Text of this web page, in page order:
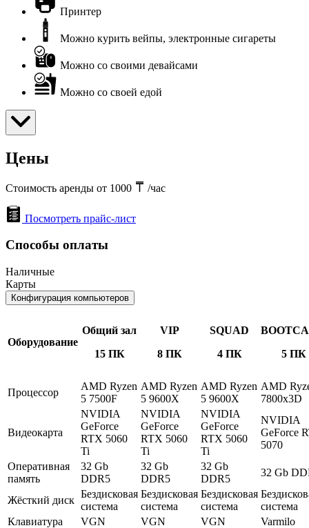
Принтер
Можно курить вейпы, электронные сигареты
Можно со своими девайсами
Можно со своей едой
Цены
Стоимость аренды от 1000 /час
Посмотреть прайс-лист
Способы оплаты
Наличные
Карты
Конфигурация компьютеров
Оборудование
Общий зал
15 ПК
VIP
8 ПК
SQUAD
4 ПК
5 ПК
Процессор
AMD Ryzen
5 7500F
AMD Ryzen
5 9600X
AMD Ryzen
5 9600X
AMD
7800x3D
Видеокарта
NVIDIA
GeForce
RTX 5060
Ti
NVIDIA
GeForce
RTX 5060
Ti
NVIDIA
GeForce
RTX 5060
Ti
NVIDIA
GeForce
5070
Оперативная
память
32 Gb
DDR5
32 Gb
DDR5
32 Gb
DDR5
32 Gb
Жёсткий диск
Бездисковая
система
Бездисковая
система
Бездисковая
система
система
Клавиатура
VGN VGN VGN
Varmilo